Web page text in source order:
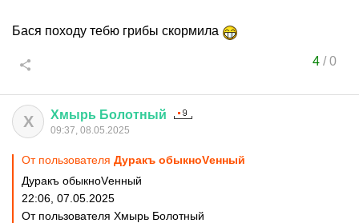
Бася походу тебю грибы скормила
4/0
Х Хмырь Болотный
09:37, 08.05.2025
От пользователя Дуракъ обыкноVенный
Дуракъ обыкноVенный
22:06, 07.05.2025
От пользователя Хмырь Болотный